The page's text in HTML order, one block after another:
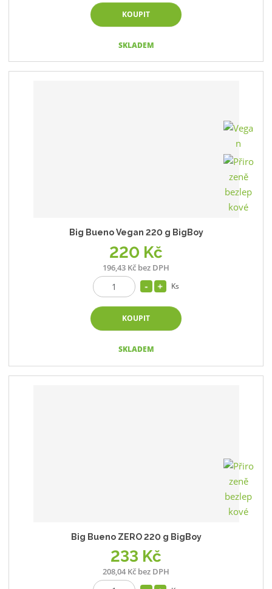
KOUPIT
SKLADEM
Big Bueno Vegan 220 g BigBoy
220 Kč
196,43 Kč bez DPH
Ks
KOUPIT
SKLADEM
Big Bueno ZERO 220 g BigBoy
233 Kč
208,04 Kč bez DPH